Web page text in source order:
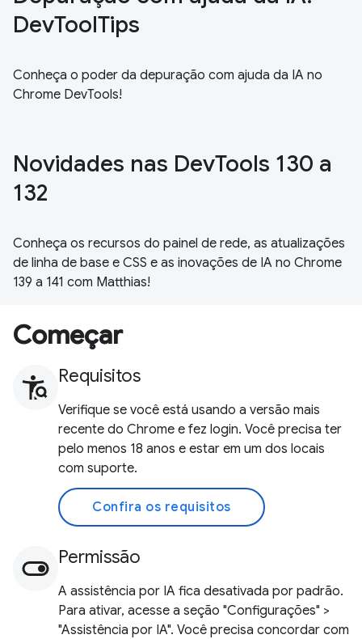
DevToolTips
Conheça o poder da depuração com ajuda da IA no
Chrome DevTools!
Novidades nas DevTools 130 a
132
Conheça os recursos do painel de rede, as atualizações
de linha de base e CSS e as inovações de IA no Chrome
139 a 141 com Matthias!
Começar
Requisitos
Verifique se você está usando a versão mais
recente do Chrome e fez login. Você precisa ter
pelo menos 18 anos e estar em um dos locais
com suporte.
Confira os requisitos
Permissão
A assistência por IA fica desativada por padrão.
Para ativar, acesse a seção "Configurações" >
"Assistência por IA". Você precisa concordar com